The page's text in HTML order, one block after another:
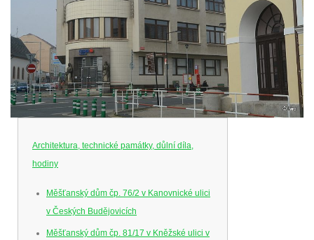
Architektura, technické památky, důlní díla,
hodiny
Měšťanský dům čp. 76/2 v Kanovnické ulici
v Českých Budějovicích
Měšťanský dům čp. 81/17 v Kněžské ulici v